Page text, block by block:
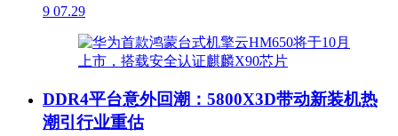
9 07.29
DDR4平台意外回潮：5800X3D带动新装机热
潮引行业重估